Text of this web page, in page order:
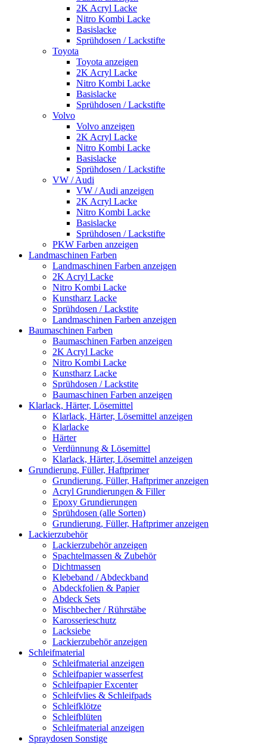
2K Acryl Lacke
Nitro Kombi Lacke
Basislacke
Sprühdosen / Lackstifte
Toyota
Toyota anzeigen
2K Acryl Lacke
Nitro Kombi Lacke
Basislacke
Sprühdosen / Lackstifte
Volvo
Volvo anzeigen
2K Acryl Lacke
Nitro Kombi Lacke
Basislacke
Sprühdosen / Lackstifte
VW / Audi
VW / Audi anzeigen
2K Acryl Lacke
Nitro Kombi Lacke
Basislacke
Sprühdosen / Lackstifte
PKW Farben anzeigen
Landmaschinen Farben
Landmaschinen Farben anzeigen
2K Acryl Lacke
Nitro Kombi Lacke
Kunstharz Lacke
Sprühdosen / Lackstite
Landmaschinen Farben anzeigen
Baumaschinen Farben
Baumaschinen Farben anzeigen
2K Acryl Lacke
Nitro Kombi Lacke
Kunstharz Lacke
Sprühdosen / Lackstite
Baumaschinen Farben anzeigen
Klarlack, Härter, Lösemittel
Klarlack, Härter, Lösemittel anzeigen
Klarlacke
Härter
Verdünnung & Lösemittel
Klarlack, Härter, Lösemittel anzeigen
Grundierung, Füller, Haftprimer
Grundierung, Füller, Haftprimer anzeigen
Acryl Grundierungen & Filler
Epoxy Grundierungen
Sprühdosen (alle Sorten)
Grundierung, Füller, Haftprimer anzeigen
Lackierzubehör
Lackierzubehör anzeigen
Spachtelmassen & Zubehör
Dichtmassen
Klebeband / Abdeckband
Abdeckfolien & Papier
Abdeck Sets
Mischbecher / Rührstäbe
Karosserieschutz
Lacksiebe
Lackierzubehör anzeigen
Schleifmaterial
Schleifmaterial anzeigen
Schleifpapier wasserfest
Schleifpapier Excenter
Schleifvlies & Schleifpads
Schleifklötze
Schleifblüten
Schleifmaterial anzeigen
Spraydosen Sonstige